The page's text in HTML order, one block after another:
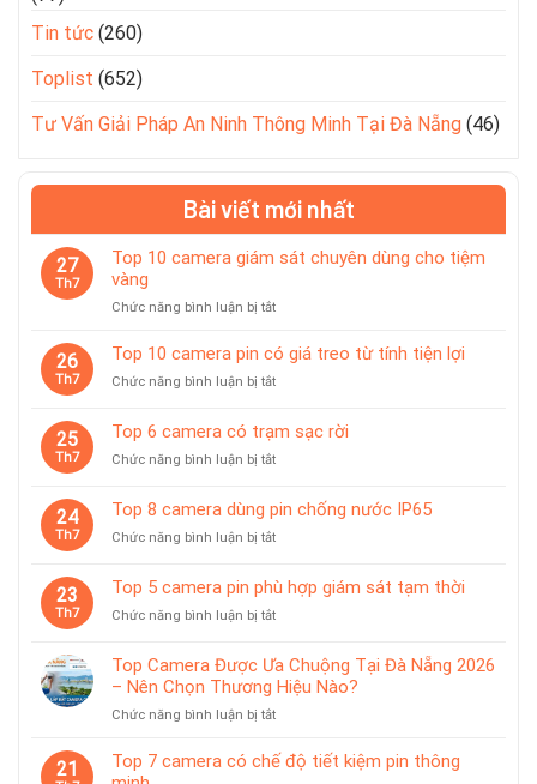
Tin tức (260)
Toplist (652)
Tư Vấn Giải Pháp An Ninh Thông Minh Tại Đà Nẵng (46)
Bài viết mới nhất
27
Th7
Top 10 camera giám sát chuyên dùng cho tiệm
vàng
Chức năng bình luận bị tắtở
10
camera
giám
chuyên
vàng
26
Th7
Top 10 camera pin có giá treo từ tính tiện lợi
Chức năng bình luận bị tắtở
camera
pin
giá
từ
tiện
25
Th7
Top 6 camera có trạm sạc rời
Chức năng bình luận bị tắtở
6
camera
có
sạc
24
Th7
Top 8 camera dùng pin chống nước IP65
Chức năng bình luận bị tắtở
8
camera
dùng
chống
nước
IP65
23
Th7
Top 5 camera pin phù hợp giám sát tạm thời
Chức năng bình luận bị tắtở
5
camera
pin
phù
giám
Top Camera Được Ưa Chuộng Tại Đà Nẵng 2026
– Nên Chọn Thương Hiệu Nào?
Chức năng bình luận bị tắtở
Camera
Được
21
Top 7 camera có chế độ tiết kiệm pin thông